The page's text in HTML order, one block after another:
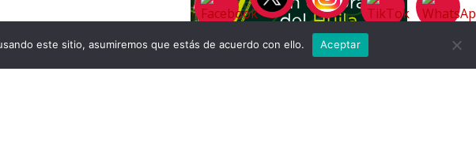
este sitio, asumiremos que estás de acuerdo con ello. Aceptar